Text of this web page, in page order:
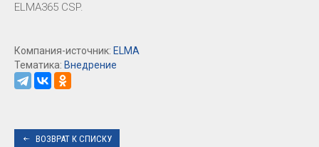
ELMA365 CSP.
Компания-источник: ELMA
Тематика: Внедрение
ВОЗВРАТ К СПИСКУ